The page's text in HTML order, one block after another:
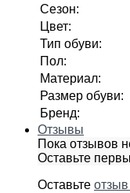
Сезон:
Цвет:
Тип обуви:
Пол:
Материал:
Размер обуви:
Бренд:
Отзывы
Пока отзывов
Оставьте
Оставьте